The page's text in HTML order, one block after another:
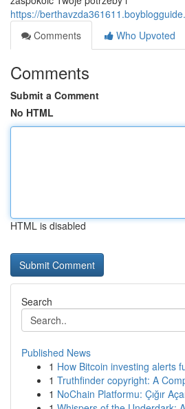
https://
Comments
Who Upvoted
Comments
Submit a Comment
No HTML
HTML is disabled
Search
Published News
1 How Bitcoin investing alerts
1 Truthfinder copyright: A
1 NoChain Platformu: Çığır